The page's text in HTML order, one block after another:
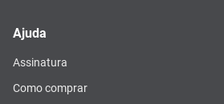
Ajuda
Assinatura
Como comprar